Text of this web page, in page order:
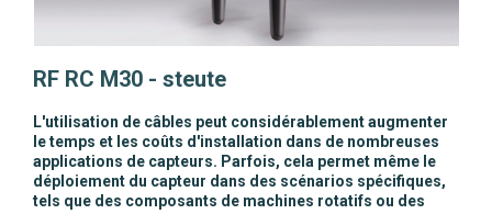
RF RC M30 - steute
L'utilisation de câbles peut considérablement augmenter
le temps et les coûts d'installation dans de nombreuses
applications de capteurs. Parfois, cela permet même le
déploiement du capteur dans des scénarios spécifiques,
tels que des composants de machines rotatifs ou des